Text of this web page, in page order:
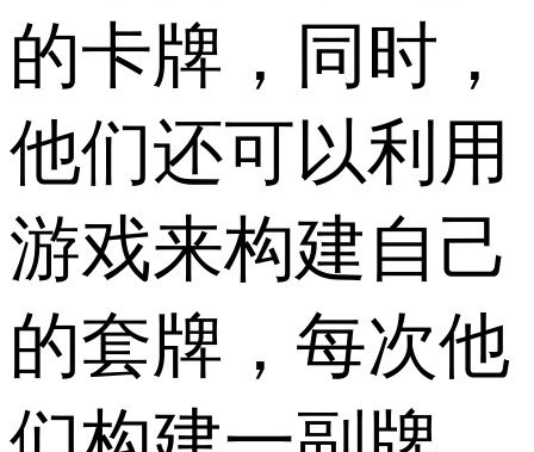
的卡牌，同时，
他们还可以利用
游戏来构建自己
的套牌，每次他